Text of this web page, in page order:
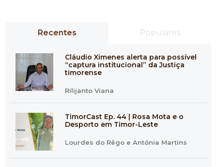
Recentes Populares
Cláudio Ximenes alerta para possível
“captura institucional” da Justiça
timorense
Rilijanto Viana
TimorCast Ep. 44 | Rosa Mota e o
Desporto em Timor-Leste
Lourdes do Rêgo e Antónia Martins